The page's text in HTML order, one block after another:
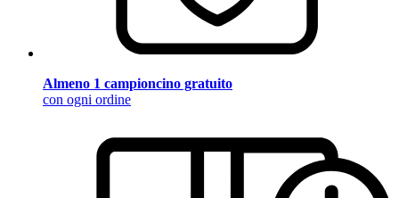
Almeno 1 campioncino gratuito
con ogni ordine